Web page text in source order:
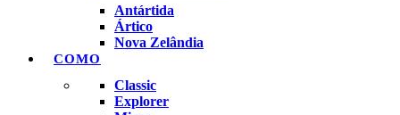
Antártida
Ártico
Nova Zelândia
COMO
Classic
Explorer